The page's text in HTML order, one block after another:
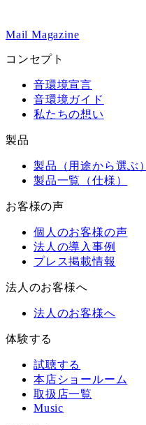
Mail Magazine
コンセプト
音環境宣言
音環境ガイド
私たちの想い
製品
製品（用途から選ぶ）
製品一覧（仕様）
お客様の声
個人のお客様の声
法人の導入事例
プレス掲載情報
法人のお客様へ
法人のお客様へ
体験する
試聴する
本店ショールーム
取扱店一覧
Music